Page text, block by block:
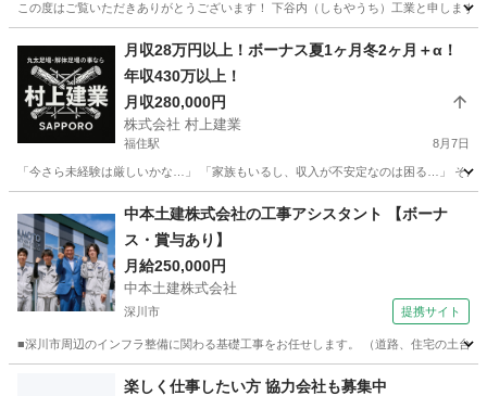
この度はご覧いただきありがとうございます！ 下谷内（しもやうち）工業と申しま
篠路駅 土木
月収28万円以上！ボーナス夏1ヶ月冬2ヶ月＋α！
年収430万以上！
月収280,000円
株式会社 村上建業
福住駅 8月7日
「今さら未経験は厳しいかな…」 「家族もいるし、収入が不安定なのは困る…」 そ
福住駅 鳶職 足場
中本土建株式会社の工事アシスタント 【ボーナ
ス・賞与あり】
月給250,000円
中本土建株式会社
深川市 提携サイト
■深川市周辺のインフラ整備に関わる基礎工事をお任せします。 （道路、住宅の土台
施工管理
楽しく仕事したい方 協力会社も募集中